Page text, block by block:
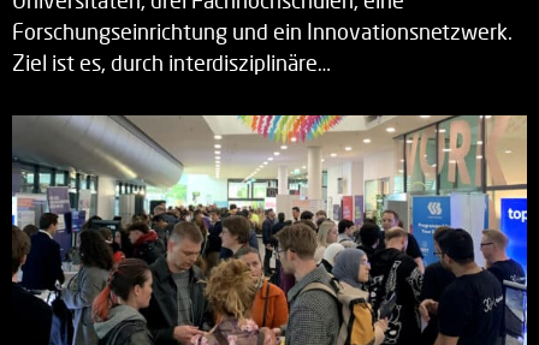
Forschungseinrichtung und ein Innovationsnetzwerk.
Ziel ist es, durch interdisziplinäre…